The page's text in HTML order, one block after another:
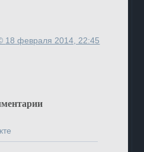
18 февраля 2014, 22:45